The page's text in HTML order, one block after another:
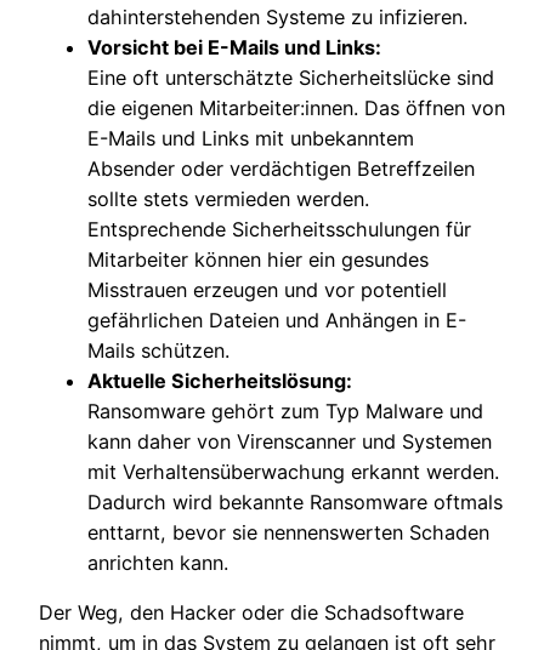
dahinterstehenden Systeme zu infizieren.
Vorsicht bei E-Mails und Links:
Eine oft unterschätzte Sicherheitslücke sind
die eigenen Mitarbeiter:innen. Das öffnen von
E-Mails und Links mit unbekanntem
Absender oder verdächtigen Betreffzeilen
sollte stets vermieden werden.
Entsprechende Sicherheitsschulungen für
Mitarbeiter können hier ein gesundes
Misstrauen erzeugen und vor potentiell
gefährlichen Dateien und Anhängen in E-
Mails schützen.
Aktuelle Sicherheitslösung:
Ransomware gehört zum Typ Malware und
kann daher von Virenscanner und Systemen
mit Verhaltensüberwachung erkannt werden.
Dadurch wird bekannte Ransomware oftmals
enttarnt, bevor sie nennenswerten Schaden
anrichten kann.
Der Weg, den Hacker oder die Schadsoftware
nimmt, um in das System zu gelangen ist oft sehr